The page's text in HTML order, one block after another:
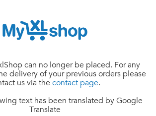
can no longer be placed. For any
delivery of your previous orders please
us via the contact page.
text has been translated by Google
Translate